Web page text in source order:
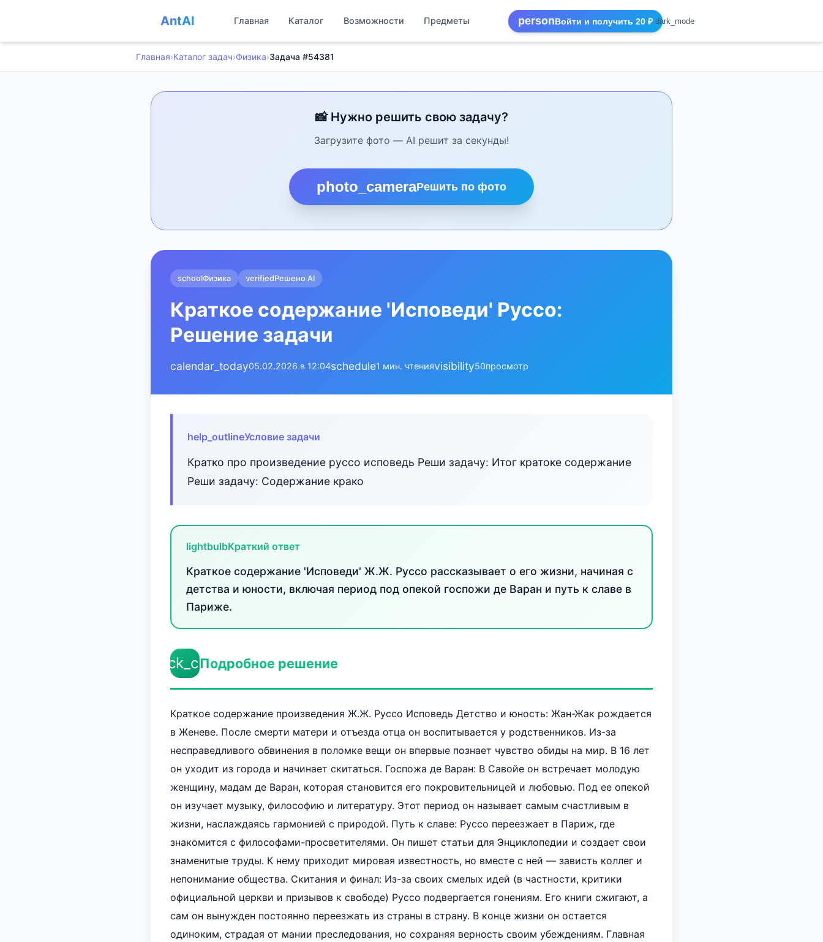
AntAI Главная Каталог Возможности Предметы personВойти и получить 20 ₽ dark_mode
Главная›Каталог задач›Физика›Задача #54381
📸 Нужно решить свою задачу?
Загрузите фото — AI решит за секунды!
photo_cameraРешить по фото
schoolФизика verifiedРешено AI
Краткое содержание 'Исповеди' Руссо:
Решение задачи
calendar_today05.02.2026 в 12:04schedule1 мин. чтенияvisibility50просмотр
help_outlineУсловие задачи
Кратко про произведение руссо исповедь Реши задачу: Итог кратоке содержание
Реши задачу: Содержание крако
lightbulbКраткий ответ
Краткое содержание 'Исповеди' Ж.Ж. Руссо рассказывает о его жизни, начиная с
детства и юности, включая период под опекой госпожи де Варан и путь к славе в
Париже.
check_circleПодробное решение
Краткое содержание произведения Ж.Ж. Руссо Исповедь Детство и юность: Жан-Жак рождается
в Женеве. После смерти матери и отъезда отца он воспитывается у родственников. Из-за
несправедливого обвинения в поломке вещи он впервые познает чувство обиды на мир. В 16 лет
он уходит из города и начинает скитаться. Госпожа де Варан: В Савойе он встречает молодую
женщину, мадам де Варан, которая становится его покровительницей и любовью. Под ее опекой
он изучает музыку, философию и литературу. Этот период он называет самым счастливым в
жизни, наслаждаясь гармонией с природой. Путь к славе: Руссо переезжает в Париж, где
знакомится с философами-просветителями. Он пишет статьи для Энциклопедии и создает свои
знаменитые труды. К нему приходит мировая известность, но вместе с ней — зависть коллег и
непонимание общества. Скитания и финал: Из-за своих смелых идей (в частности, критики
официальной церкви и призывов к свободе) Руссо подвергается гонениям. Его книги сжигают, а
сам он вынужден постоянно переезжать из страны в страну. В конце жизни он остается
одиноким, страдая от мании преследования, но сохраняя верность своим убеждениям. Главная